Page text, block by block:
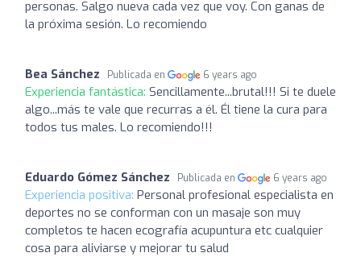
personas. Salgo nueva cada vez que voy. Con ganas de
la próxima sesión. Lo recomiendo
Bea Sánchez Publicada en 6 years ago
Experiencia fantástica: Sencillamente...brutal!!! Si te duele
algo...más te vale que recurras a él. Él tiene la cura para
todos tus males. Lo recomiendo!!!
Eduardo Gómez Sánchez Publicada en 6 years ago
Experiencia positiva: Personal profesional especialista en
deportes no se conforman con un masaje son muy
completos te hacen ecografía acupuntura etc cualquier
cosa para aliviarse y mejorar tu salud